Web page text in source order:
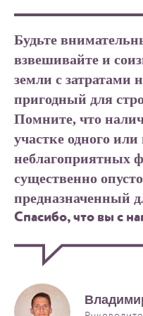
Будьте
взвешивайте и
земли с затратами
пригодный для
Помните, что
участке одного
неблагоприятных
существенно
предназначенный
Спасибо, что вы с